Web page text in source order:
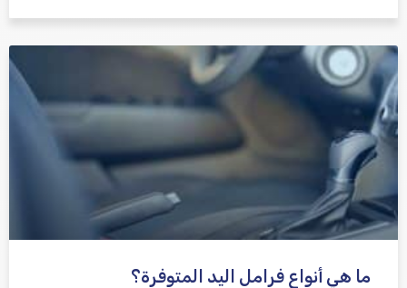
ما هي أنواع فرامل اليد المتوفرة؟